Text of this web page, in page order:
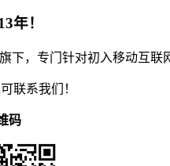
年！
下，专门针对初入移动互联
联系我们！
码